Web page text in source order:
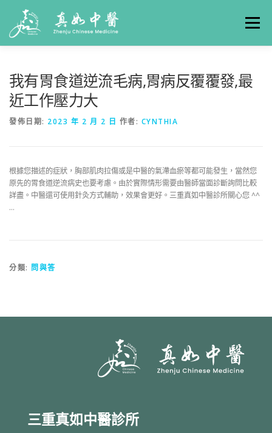
選單
我有胃食道逆流毛病,胃病反覆覆發,最
近工作壓力大
發佈日期: 2023 年 2 月 2 日 作者: CYNTHIA
根據您描述的症狀，胸部肌肉拉傷或是中醫的氣滯血瘀等都可能發生，當然您
原先的胃食道逆流病史也要考慮。由於實際情形需要由醫師當面診斷詢問比較
詳盡。中醫還可使用針灸方式輔助，效果會更好。三重真如中醫診所關心您 ^^
…
分類: 問與答
三重真如中醫診所